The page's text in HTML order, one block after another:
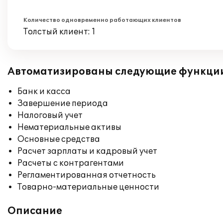
Количество одновременно работающих клиентов
Толстый клиент: 1
Автоматизированы следующие
Банк и касса
Завершение периода
Налоговый учет
Нематериальные активы
Основные средства
Расчет зарплаты и кадровый учет
Расчеты с контрагентами
Регламентированная отчетность
Товарно-материальные ценности
Описание